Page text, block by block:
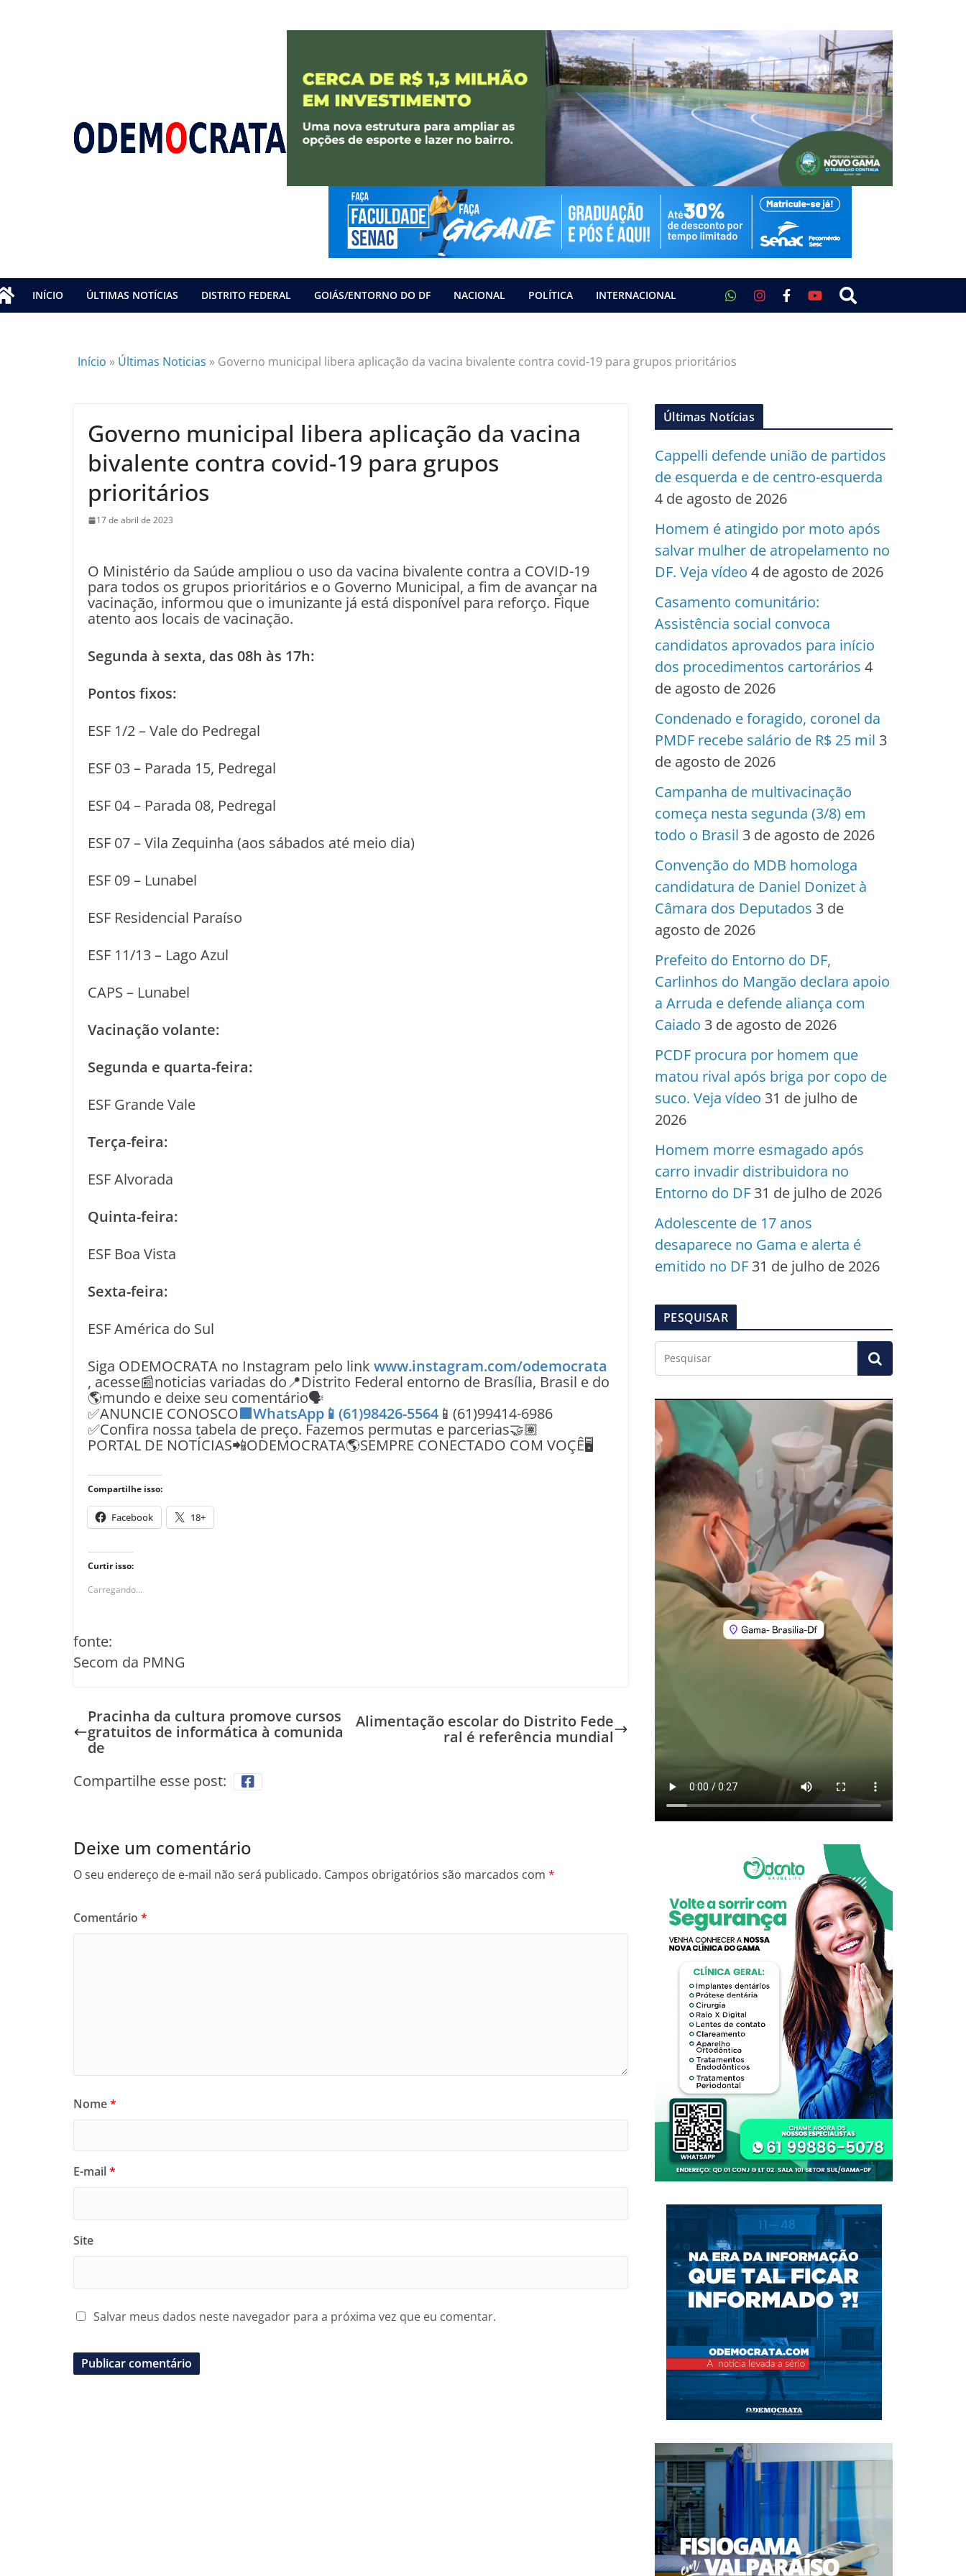
INÍCIO ÚLTIMAS NOTÍCIAS DISTRITO FEDERAL GOIÁS/ENTORNO DO DF NACIONAL POLÍTICA INTERNACIONAL
Início » Últimas Noticias » Governo municipal libera aplicação da vacina bivalente contra covid-19 para grupos prioritários
Governo municipal libera aplicação da vacina
bivalente contra covid-19 para grupos
prioritários
17 de abril de 2023
O Ministério da Saúde ampliou o uso da vacina bivalente contra a COVID-19
para todos os grupos prioritários e o Governo Municipal, a fim de avançar na
vacinação, informou que o imunizante já está disponível para reforço. Fique
atento aos locais de vacinação.
Segunda à sexta, das 08h às 17h:
Pontos fixos:
ESF 1/2 – Vale do Pedregal
ESF 03 – Parada 15, Pedregal
ESF 04 – Parada 08, Pedregal
ESF 07 – Vila Zequinha (aos sábados até meio dia)
ESF 09 – Lunabel
ESF Residencial Paraíso
ESF 11/13 – Lago Azul
CAPS – Lunabel
Vacinação volante:
Segunda e quarta-feira:
ESF Grande Vale
Terça-feira:
ESF Alvorada
Quinta-feira:
ESF Boa Vista
Sexta-feira:
ESF América do Sul
Siga ODEMOCRATA no Instagram pelo link www.instagram.com/odemocrata
, acesse📰noticias variadas do📍Distrito Federal entorno de Brasília, Brasil e do
🌎mundo e deixe seu comentário🗣
✅ANUNCIE CONOSCO🟩WhatsApp📱(61)98426-5564 📱(61)99414-6986
✅Confira nossa tabela de preço. Fazemos permutas e parcerias🤝🏽
PORTAL DE NOTÍCIAS📲ODEMOCRATA🌎SEMPRE CONECTADO COM VOÇÊ🖥️
Compartilhe isso:
Facebook 18+
Curtir isso:
Carregando...
fonte:
Secom da PMNG
Pracinha da cultura promove cursos
gratuitos de informática à comunida
de
Alimentação escolar do Distrito Fede
ral é referência mundial
Compartilhe esse post:
Deixe um comentário
O seu endereço de e-mail não será publicado. Campos obrigatórios são marcados com *
Comentário *
Nome*
E-mail*
Site
Salvar meus dados neste navegador para a próxima vez que eu comentar.
Últimas Notícias
Cappelli defende união de partidos
de esquerda e de centro-esquerda
4 de agosto de 2026
Homem é atingido por moto após
salvar mulher de atropelamento no
DF. Veja vídeo 4 de agosto de 2026
Casamento comunitário:
Assistência social convoca
candidatos aprovados para início
dos procedimentos cartorários 4
de agosto de 2026
Condenado e foragido, coronel da
PMDF recebe salário de R$ 25 mil 3
de agosto de 2026
Campanha de multivacinação
começa nesta segunda (3/8) em
todo o Brasil 3 de agosto de 2026
Convenção do MDB homologa
candidatura de Daniel Donizet à
Câmara dos Deputados 3 de
agosto de 2026
Prefeito do Entorno do DF,
Carlinhos do Mangão declara apoio
a Arruda e defende aliança com
Caiado 3 de agosto de 2026
PCDF procura por homem que
matou rival após briga por copo de
suco. Veja vídeo 31 de julho de
2026
Homem morre esmagado após
carro invadir distribuidora no
Entorno do DF 31 de julho de 2026
Adolescente de 17 anos
desaparece no Gama e alerta é
emitido no DF 31 de julho de 2026
PESQUISAR